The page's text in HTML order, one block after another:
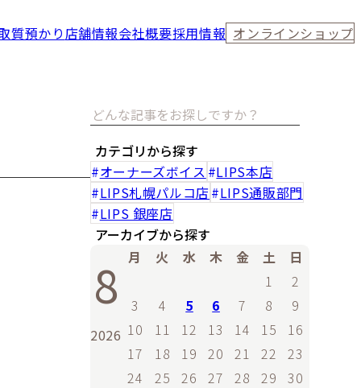
質預かり 店舗情報会社概要採用情報 オンラインショップ
カテゴリから探す
オーナーズボイス
LIPS本店
LIPS札幌パルコ店
LIPS通販部門
LIPS 銀座店
アーカイブから探す
8
2026
月 火 水 木 金 土
日
1
2
3
4 5 6 7 8
9
10
11 12 13 14 15
16
17
18 19 20 21 22
23
24
25 26 27 28 29
30